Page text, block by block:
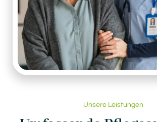
Unsere Leistungen